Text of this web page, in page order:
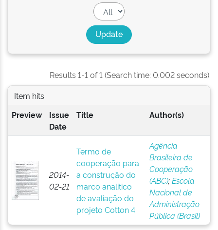
Results 1-1 of 1 (Search time: 0.002 seconds).
Item hits:
Preview
Issue
Date
Title Author(s)
2014-
02-21
Termo de
cooperação para
a construção do
marco analítico
de avaliação do
projeto Cotton 4
Agência
Brasileira de
Cooperação
(ABC);Escola
Nacional de
Administração
Pública (Brasil)